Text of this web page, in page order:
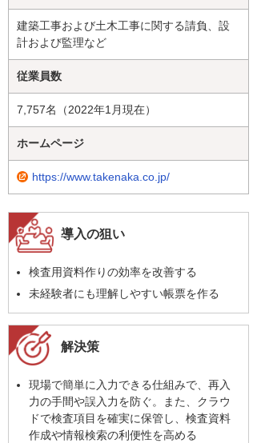
建築工事および土木工事に関する請負、設
計および監理など
従業員数
7,757名（2022年1月現在）
ホームページ
https://www.takenaka.co.jp/
導入の狙い
検査用資料作りの効率を改善する
未経験者にも理解しやすい帳票を作る
解決策
現場で簡単に入力できる仕組みで、再入
力の手間や誤入力を防ぐ。また、クラウ
ドで検査項目を確実に保管し、検査資料
作成や情報検索の利便性を高める